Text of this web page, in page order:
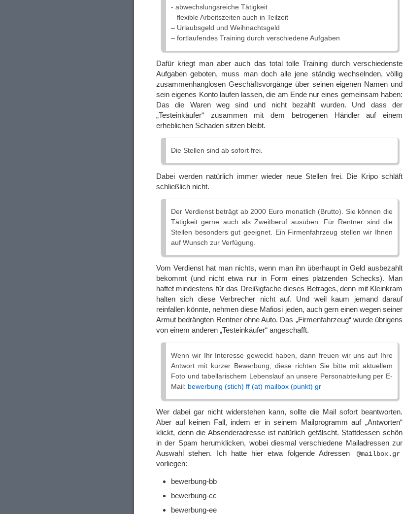
- abwechslungsreiche Tätigkeit
– flexible Arbeitszeiten auch in Teilzeit
– Urlaubsgeld und Weihnachtsgeld
– fortlaufendes Training durch verschiedene Aufgaben
Dafür kriegt man aber auch das total tolle Training durch verschiedenste
Aufgaben geboten, muss man doch alle jene ständig wechselnden, völlig
zusammenhanglosen Geschäftsvorgänge über seinen eigenen Namen und
sein eigenes Konto laufen lassen, die am Ende nur eines gemeinsam haben:
Das die Waren weg sind und nicht bezahlt wurden. Und dass der
„Testeinkäufer“ zusammen mit dem betrogenen Händler auf einem
erheblichen Schaden sitzen bleibt.
Die Stellen sind ab sofort frei.
Dabei werden natürlich immer wieder neue Stellen frei. Die Kripo schläft
schließlich nicht.
Der Verdienst beträgt ab 2000 Euro monatlich (Brutto). Sie können die
Tätigkeit gerne auch als Zweitberuf ausüben. Für Rentner sind die
Stellen besonders gut geeignet. Ein Firmenfahrzeug stellen wir Ihnen
auf Wunsch zur Verfügung.
Vom Verdienst hat man nichts, wenn man ihn überhaupt in Geld ausbezahlt
bekommt (und nicht etwa nur in Form eines platzenden Schecks). Man
haftet mindestens für das Dreißigfache dieses Betrages, denn mit Kleinkram
halten sich diese Verbrecher nicht auf. Und weil kaum jemand darauf
reinfallen könnte, nehmen diese Mafiosi jeden, auch gern einen wegen seiner
Armut bedrängten Rentner ohne Auto. Das „Firmenfahrzeug“ wurde übrigens
von einem anderen „Testeinkäufer“ angeschafft.
Wenn wir Ihr Interesse geweckt haben, dann freuen wir uns auf Ihre
Antwort mit kurzer Bewerbung, diese richten Sie bitte mit aktuellem
Foto und tabellarischem Lebenslauf an unsere Personabteilung per E-
Mail: bewerbung (stich) ff (at) mailbox (punkt) gr
Wer dabei gar nicht widerstehen kann, sollte die Mail sofort beantworten.
Aber auf keinen Fall, indem er in seinem Mailprogramm auf „Antworten“
klickt, denn die Absenderadresse ist natürlich gefälscht. Stattdessen schön
in der Spam herumklicken, wobei diesmal verschiedene Mailadressen zur
Auswahl stehen. Ich hatte hier etwa folgende Adressen
@mailbox.gr
vorliegen:
bewerbung-bb
bewerbung-cc
bewerbung-ee